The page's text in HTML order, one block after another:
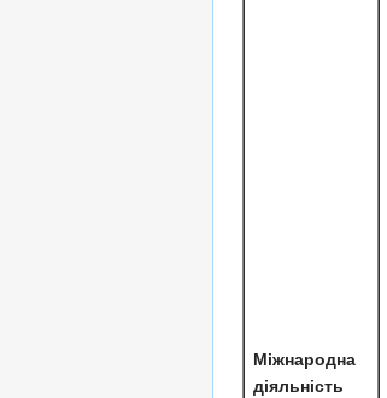
Міжнародна
діяльність